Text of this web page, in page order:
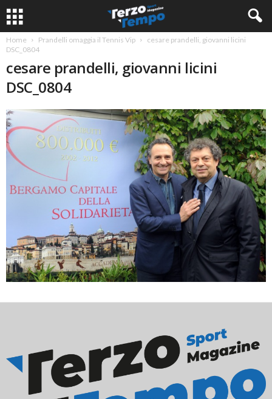
Home Prandelli omaggia il Tennis Vip
cesare prandelli, giovanni licini
DSC_0804
cesare prandelli, giovanni licini
DSC_0804